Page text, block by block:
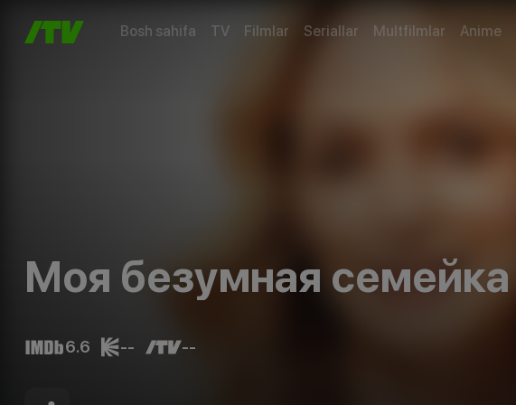
Bosh sahifa TV Filmlar Seriallar Multfilmlar Anime
Моя безумная семейка
6.6 -- --